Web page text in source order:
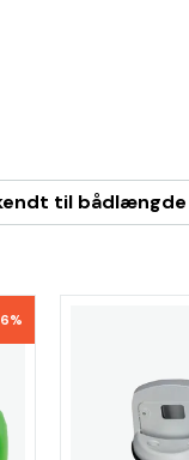
til bådlængde
6%